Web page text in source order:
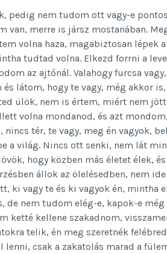
pedig nem tudom ott vagy-e
van, merre is jársz mostanában.
volna haza, magabiztosan lépek
tudtad volna. Elkezd forrni a
az ajtónál. Valahogy furcsa
látom, hogy te vagy, még akkor is,
ülök, nem is értem, miért nem
volna mondanod, és azt
tér, te vagy, meg én vagyok,
a világ. Nincs ott senki, nem lát
hogy közben más életet élek,
állok az ölelésedben, nem
ki vagy te és ki vagyok én, mintha
de nem tudom elég-e, kapok-e még
ketté kellene szakadnom,
telik, én meg szeretnék
csak a zakatolás marad a